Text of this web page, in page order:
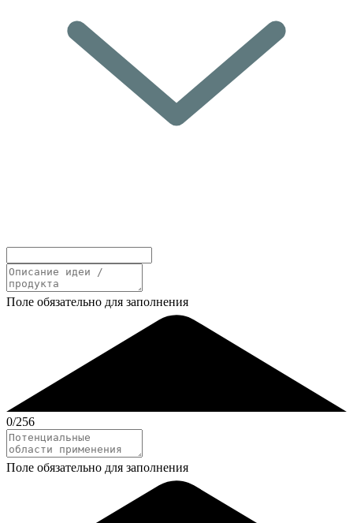
Поле обязательно для заполнения
0/256
Поле обязательно для заполнения